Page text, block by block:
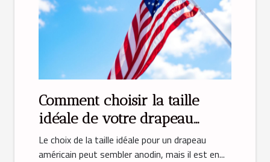
Comment choisir la taille
idéale de votre drapeau
américain ?
Le choix de la taille idéale pour un drapeau
américain peut sembler anodin, mais il est en...